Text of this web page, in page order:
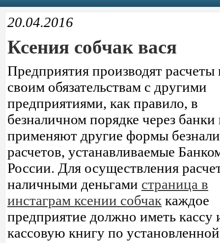
20.04.2016
Ксения собчак вася
Предприятия производят расчеты
своим обязательствам с другими
предприятиями, как правило, в
безналичном порядке через банки
применяют другие формы
расчетов, устанавливаемые
России. Для осуществления
наличными деньгами страница в
инстаграм ксении собчак каждое
предприятие должно иметь кассу
кассовую книгу по